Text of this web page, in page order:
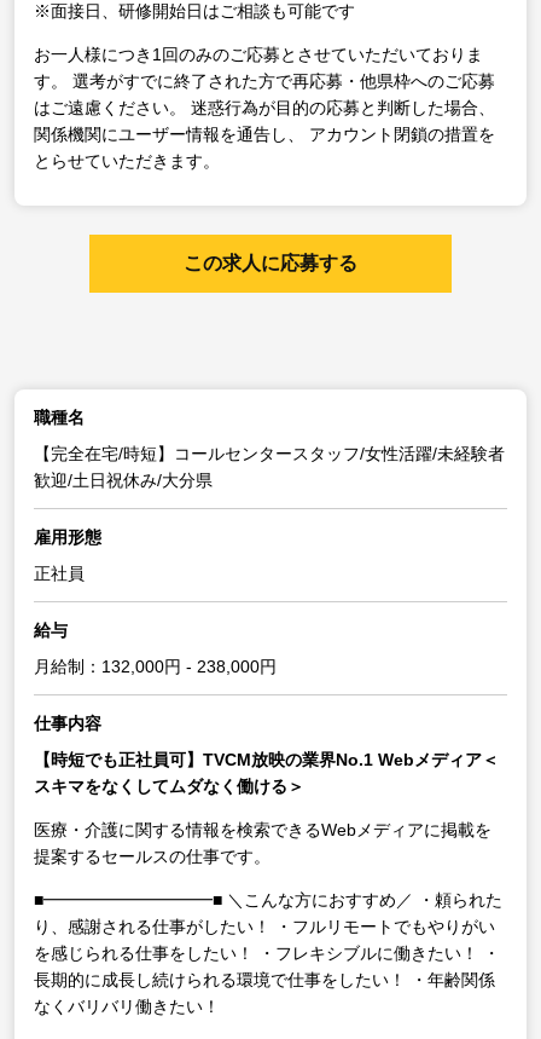
※面接日、研修開始日はご相談も可能です
お一人様につき1回のみのご応募とさせていただいておりま
す。
選考がすでに終了された方で再応募・他県枠へのご応募
はご遠慮ください。
迷惑行為が目的の応募と判断した場合、
関係機関にユーザー情報を通告し、
アカウント閉鎖の措置を
とらせていただきます。
この求人に応募する
職種名
【完全在宅/時短】コールセンタースタッフ/女性活躍/未経験者
歓迎/土日祝休み/大分県
雇用形態
正社員
給与
月給制：132,000円 - 238,000円
仕事内容
【時短でも正社員可】TVCM放映の業界No.1 Webメディア＜
スキマをなくしてムダなく働ける＞
医療・介護に関する情報を検索できるWebメディアに掲載を
提案するセールスの仕事です。
■━━━━━━━━━━■ ＼こんな方におすすめ／
・頼られた
り、感謝される仕事がしたい！
・フルリモートでもやりがい
を感じられる仕事をしたい！
・フレキシブルに働きたい！
・
長期的に成長し続けられる環境で仕事をしたい！
・年齢関係
なくバリバリ働きたい！